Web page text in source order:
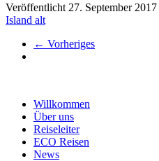
Veröffentlicht 27. September 2017
Island alt
← Vorheriges
Willkommen
Über uns
Reiseleiter
ECO Reisen
News